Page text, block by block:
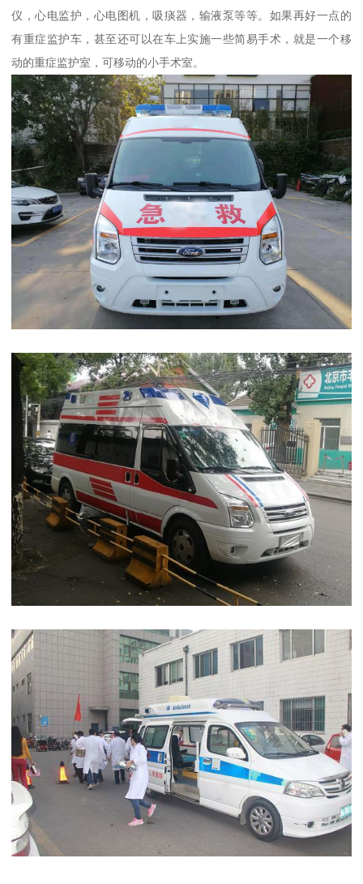
仪，心电监护，心电图机，吸痰器，输液泵等等。如果再好一点的
有重症监护车，甚至还可以在车上实施一些简易手术，就是一个移
动的重症监护室，可移动的小手术室。